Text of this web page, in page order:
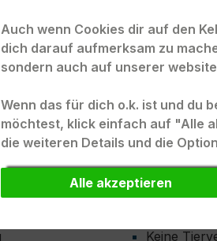
Kunden-Login
Hilfe und
Anmeldung
Referenzen
Keine
Auch wenn Cookies dir auf den
dich darauf aufmerksam zu
sondern auch auf unserer
Wenn das für dich o.k. ist und du
möchtest, klick einfach auf "Alle
die weiteren Details und die
Alle akzeptieren